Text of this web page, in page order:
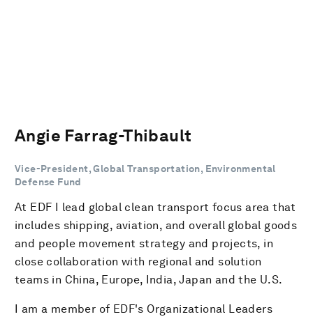
Angie Farrag-Thibault
Vice-President, Global Transportation, Environmental
Defense Fund
At EDF I lead global clean transport focus area that
includes shipping, aviation, and overall global goods
and people movement strategy and projects, in
close collaboration with regional and solution
teams in China, Europe, India, Japan and the U.S.
I am a member of EDF's Organizational Leaders